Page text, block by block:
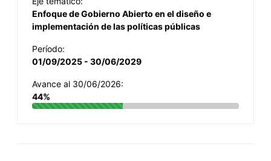
Enfoque de Gobierno Abierto en el diseño e
implementación de las políticas públicas
Período:
01/09/2025 - 30/06/2029
Avance al 30/06/2026:
44%